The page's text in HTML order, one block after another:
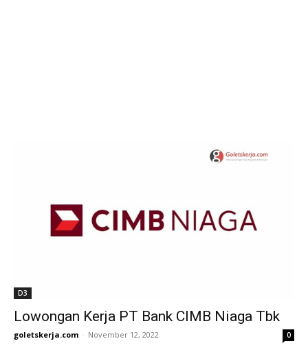
D3
Lowongan Kerja PT Bank CIMB Niaga Tbk
goletskerja.com - November 12, 2022 0